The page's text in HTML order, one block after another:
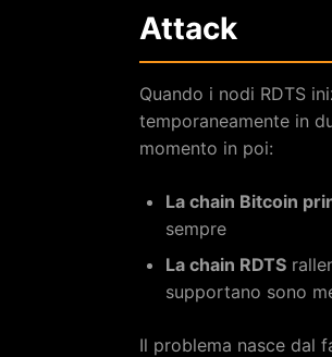
Attack
Quando i nodi RDTS
temporaneamente in
momento in poi:
La chain Bitcoin
sempre
La chain RDTS
supportano sono
Il problema nasce dal